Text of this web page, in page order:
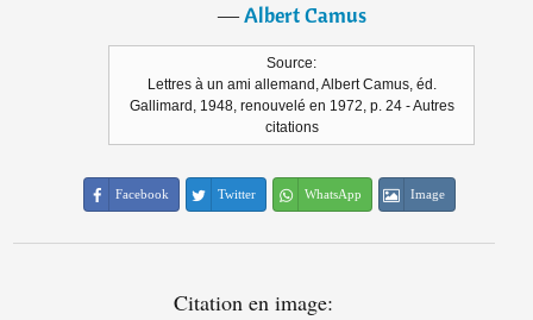
―Albert Camus
Source:
Lettres à un ami allemand, Albert Camus, éd.
Gallimard, 1948, renouvelé en 1972, p. 24 - Autres
citations
Facebook Twitter WhatsApp Image
Citation en image: